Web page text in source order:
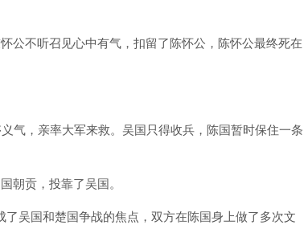
公不听召见心中有气，扣留了陈怀公，陈怀公最终死在
气，亲率大军来救。吴国只得收兵，陈国暂时保住一条
朝贡，投靠了吴国。
吴国和楚国争战的焦点，双方在陈国身上做了多次文